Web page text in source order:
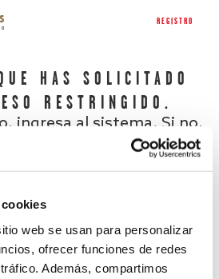
web se usan para personalizar
ofrecer funciones de redes
Además, compartimos
REGISTRO
HAS SOLICITADO
RESTRINGIDO.
ingresa al sistema. Si no,